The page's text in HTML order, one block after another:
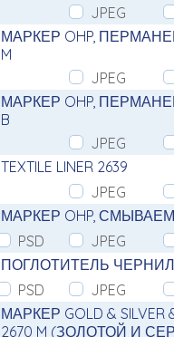
JPEG
МАРКЕР OHP,
M
JPEG
МАРКЕР OHP,
B
JPEG
TEXTILE LINER 2639
JPEG
МАРКЕР OHP,
PSD
JPEG
ПОГЛОТИТЕЛЬ ЧЕРНИЛ
PSD
JPEG
МАРКЕР GOLD & SILVER
2670 M (ЗОЛОТОЙ И